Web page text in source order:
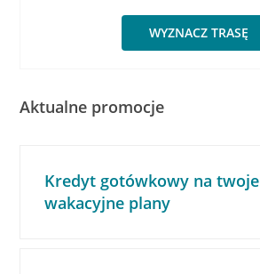
WYZNACZ TRASĘ
Aktualne promocje
Kredyt gotówkowy na twoje
wakacyjne plany